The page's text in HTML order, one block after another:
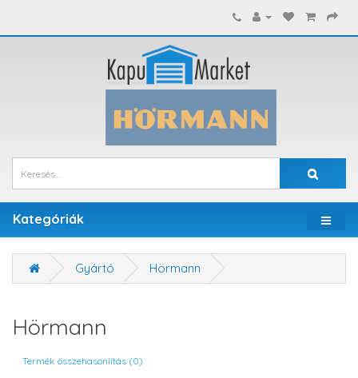
Kategóriák
Gyártó Hörmann
Hörmann
Termék összehasonlítás (0)